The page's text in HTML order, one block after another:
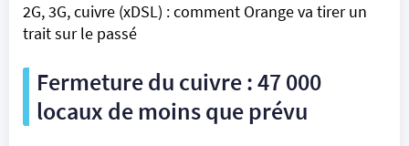
2G, 3G, cuivre (xDSL) : comment Orange va tirer un
trait sur le passé
Fermeture du cuivre : 47 000
locaux de moins que prévu